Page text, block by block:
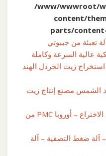
/www/wwwroot/
content/
parts/
تعبئة من جيبوتي
عالية السرعة وكاملة
زيت الخردل الهند
الشمس مصنع إنتاج زيت
استخراج النفط – براءات الاختراع – أوروبا PMC من
آلة ضغط التصفية – آلة